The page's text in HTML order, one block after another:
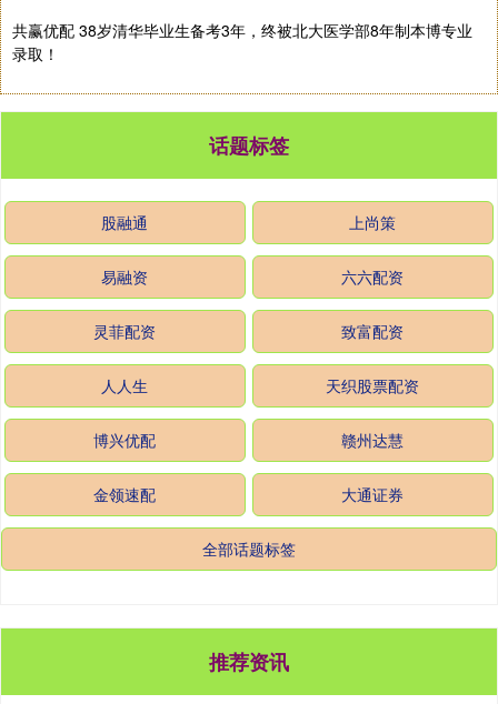
共赢优配 38岁清华毕业生备考3年，终被北大医学部8年制本博专业
录取！
话题标签
股融通 上尚策
易融资 六六配资
灵菲配资 致富配资
人人生 天织股票配资
博兴优配 赣州达慧
金领速配 大通证券
全部话题标签
推荐资讯